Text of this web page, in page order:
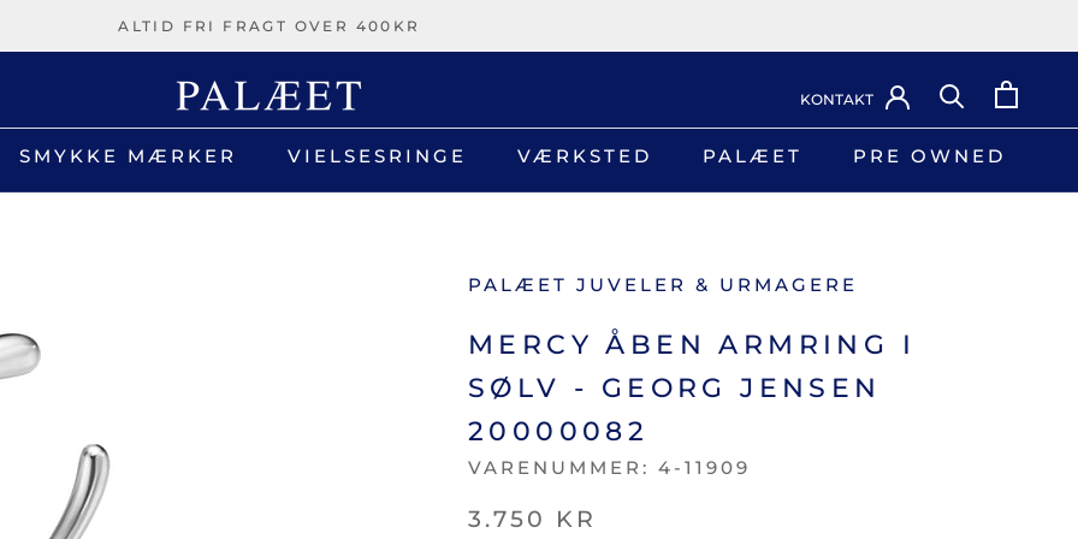
ALTID FRI FRAGT OVER 400KR
SMYKKE MÆRKER VIELSESRINGE
VÆRKSTED
PALÆET
PRE OWNED
KONTAKT
PALÆET JUVELER & URMAGERE
MERCY ÅBEN ARMRING I
SØLV - GEORG JENSEN
20000082
VARENUMMER: 4-11909
3.750 KR